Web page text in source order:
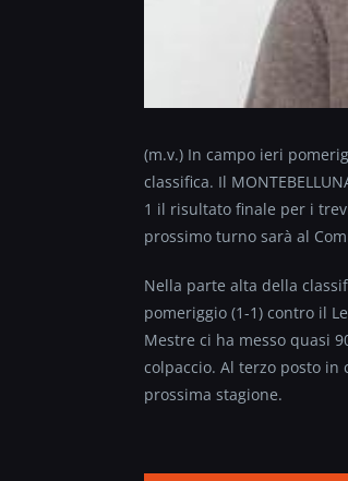
(m.v.) In campo ieri
classifica. Il
1 il risultato finale per i
prossimo turno sarà al
Nella parte alta della
pomeriggio (1-1) contro il
Mestre ci ha messo quasi
colpaccio. Al terzo posto in
prossima stagione.